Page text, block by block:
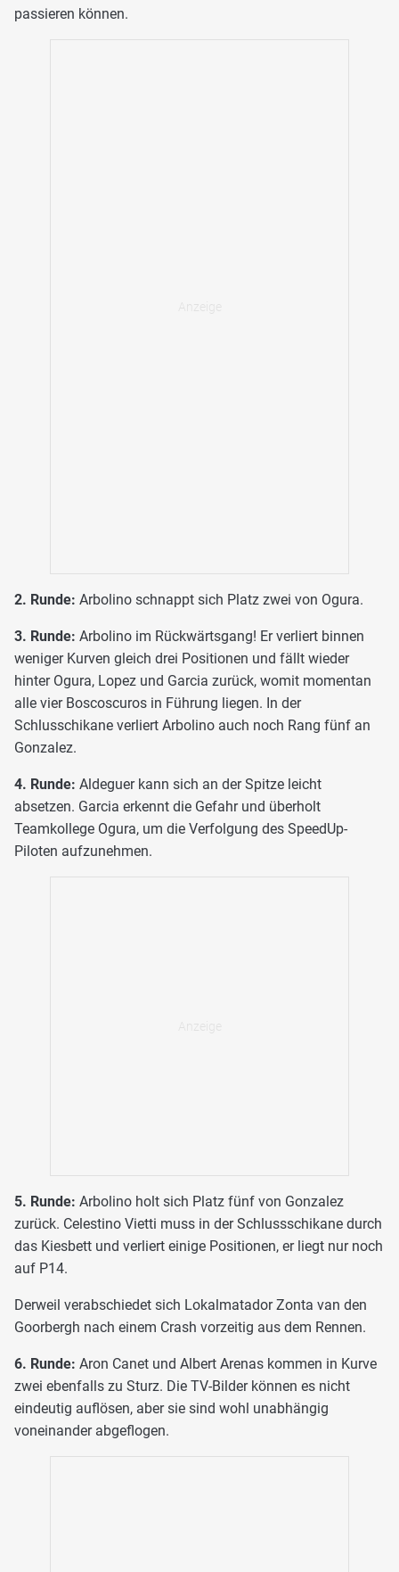
passieren können.
2. Runde: Arbolino schnappt sich Platz zwei von Ogura.
3. Runde: Arbolino im Rückwärtsgang! Er verliert binnen
weniger Kurven gleich drei Positionen und fällt wieder
hinter Ogura, Lopez und Garcia zurück, womit momentan
alle vier Boscoscuros in Führung liegen. In der
Schlusschikane verliert Arbolino auch noch Rang fünf an
Gonzalez.
4. Runde: Aldeguer kann sich an der Spitze leicht
absetzen. Garcia erkennt die Gefahr und überholt
Teamkollege Ogura, um die Verfolgung des SpeedUp-
Piloten aufzunehmen.
5. Runde: Arbolino holt sich Platz fünf von Gonzalez
zurück. Celestino Vietti muss in der Schlussschikane durch
das Kiesbett und verliert einige Positionen, er liegt nur noch
auf P14.
Derweil verabschiedet sich Lokalmatador Zonta van den
Goorbergh nach einem Crash vorzeitig aus dem Rennen.
6. Runde: Aron Canet und Albert Arenas kommen in Kurve
zwei ebenfalls zu Sturz. Die TV-Bilder können es nicht
eindeutig auflösen, aber sie sind wohl unabhängig
voneinander abgeflogen.